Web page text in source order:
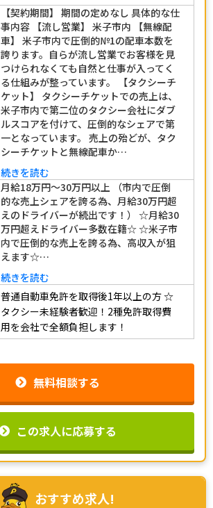
【契約期間】 期間の定めなし 具体的な仕
事内容 【流し営業】 米子市内 【無線配
車】 米子市内で圧倒的№1の配車本数を
誇ります。自らが流し営業でお客様を見
つけられなくても自然と仕事が入ってく
る仕組みが整っています。 【タクシーチ
ケット】 タクシーチケットでの売上は、
米子市内で第二位のタクシー会社にダブ
ルスコアを付けて、圧倒的なシェアで第
一となっています。 売上の殆どが、タク
シーチケットと無線配車か…
続きを読む
月給18万円～30万円以上 （市内で圧倒
的な売上シェアを誇る為、月給30万円超
えのドライバーが続出です！） ☆月給30
万円超えドライバー多数在籍☆ ☆米子市
内で圧倒的な売上を誇る為、高収入が狙
えます☆…
続きを読む
普通自動車免許を取得後1年以上の方☆
タクシー未経験者歓迎！2種免許取得費
用を会社で全額負担します！
無料相談する
この求人に応募する
おすすめ求人!